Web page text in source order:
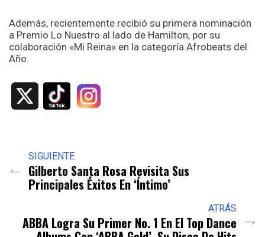
Además, recientemente recibió su primera nominación
a Premio Lo Nuestro al lado de Hamilton, por su
colaboración «Mi Reina» en la categoría Afrobeats del
Año.
SIGUIENTE
Gilberto Santa Rosa Revisita Sus
Principales Éxitos En ‘Íntimo’
ATRÁS
ABBA Logra Su Primer No. 1 En El Top Dance